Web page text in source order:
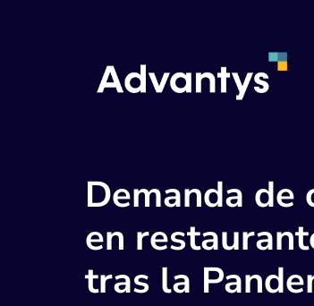
Demanda de
en
tras la